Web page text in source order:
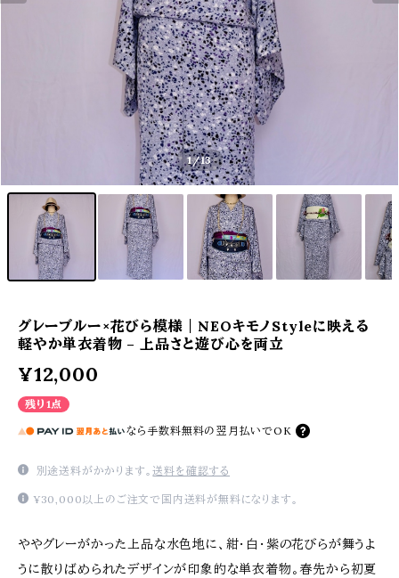
1/13
グレーブルー×花びら模様｜NEOキモノStyleに映える
軽やか単衣着物 – 上品さと遊び心を両立
¥12,000
残り1点
なら 手数料無料の 翌月払いでOK
別途送料がかかります。送料を確認する
¥30,000以上のご注文で国内送料が無料になります。
ややグレーがかった上品な水色地に、紺・白・紫の花びらが舞うよ
うに散りばめられたデザインが印象的な単衣着物。春先から初夏